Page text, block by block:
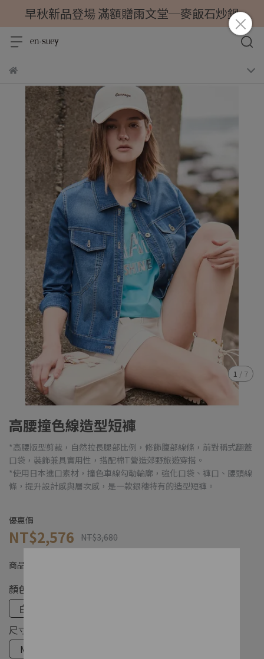
早秋新品登場 滿額贈雨文堂─麥飯石炒鍋
1 / 7
高腰撞色線造型短褲
*高腰版型剪裁，自然拉長腿部比例，修飾腹部線條，前對稱式翻蓋
口袋，裝飾兼具實用性，搭配棉T營造郊野旅遊穿搭。
*使用日本進口素材，撞色車線勾勒輪廓，強化口袋、褲口、腰頭線
條，提升設計感與層次感，是一款銀穗特有的造型短褲。
優惠價
NT$2,576 NT$3,680
商品編號:
顏色
白
尺寸
M